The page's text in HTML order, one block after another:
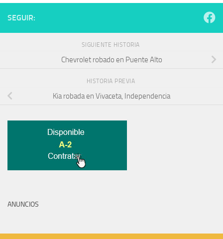
SEGUIR:
SIGUIENTE HISTORIA
Chevrolet robado en Puente Alto
HISTORIA PREVIA
Kia robada en Vivaceta, Independencia
ANUNCIOS